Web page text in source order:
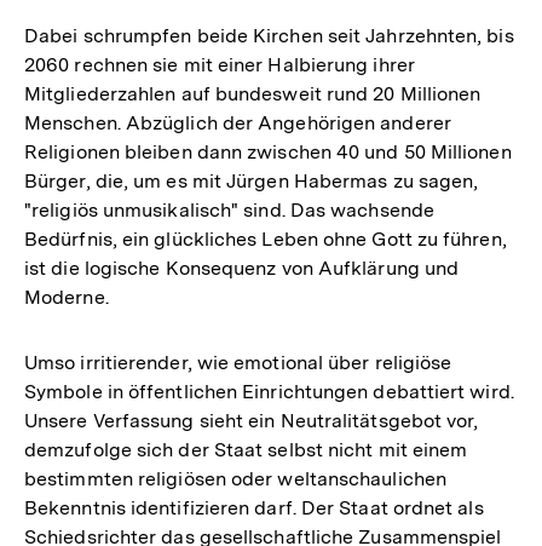
Dabei schrumpfen beide Kirchen seit Jahrzehnten, bis
2060 rechnen sie mit einer Halbierung ihrer
Mitgliederzahlen auf bundesweit rund 20 Millionen
Menschen. Abzüglich der Angehörigen anderer
Religionen bleiben dann zwischen 40 und 50 Millionen
Bürger, die, um es mit Jürgen Habermas zu sagen,
"religiös unmusikalisch" sind. Das wachsende
Bedürfnis, ein glückliches Leben ohne Gott zu führen,
ist die logische Konsequenz von Aufklärung und
Moderne.
Umso irritierender, wie emotional über religiöse
Symbole in öffentlichen Einrichtungen debattiert wird.
Unsere Verfassung sieht ein Neutralitätsgebot vor,
demzufolge sich der Staat selbst nicht mit einem
bestimmten religiösen oder weltanschaulichen
Bekenntnis identifizieren darf. Der Staat ordnet als
Schiedsrichter das gesellschaftliche Zusammenspiel